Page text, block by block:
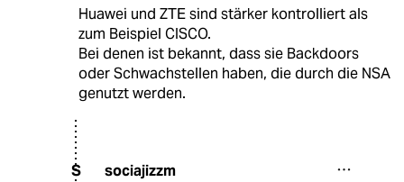
Huawei und ZTE sind stärker kontrolliert als
zum Beispiel CISCO.
Bei denen ist bekannt, dass sie Backdoors
oder Schwachstellen haben, die durch die NSA
genutzt werden.
S sociajizzm